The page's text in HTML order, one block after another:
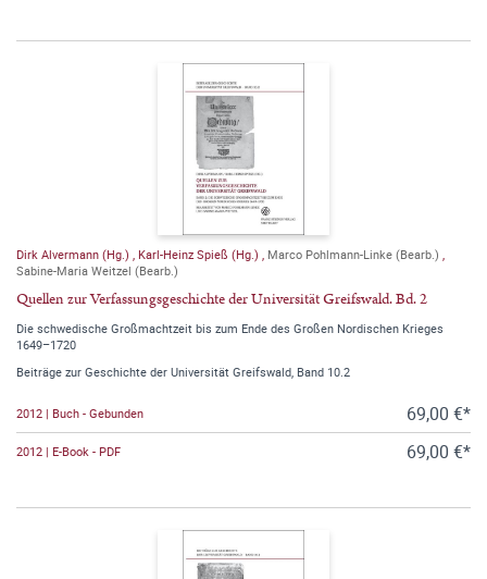
Dirk Alvermann (Hg.) Karl-Heinz Spieß (Hg.) Marco Pohlmann-Linke (Bearb.)
Sabine-Maria Weitzel (Bearb.)
Quellen zur Verfassungsgeschichte der Universität Greifswald. Bd. 2
Die schwedische Großmachtzeit bis zum Ende des Großen Nordischen Krieges
1649–1720
Beiträge zur Geschichte der Universität Greifswald, Band 10.2
2012 | Buch - Gebunden 69,00 €*
2012 | E-Book - PDF 69,00 €*